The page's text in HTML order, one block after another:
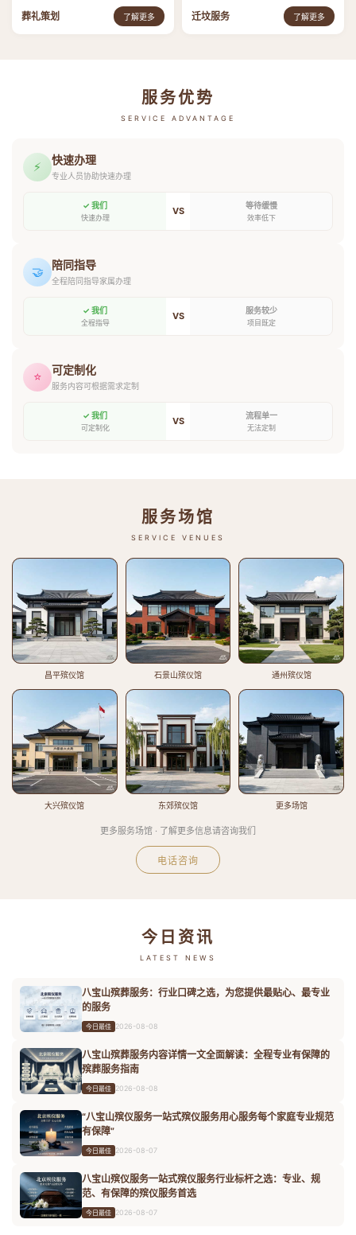
葬礼策划 了解更多 迁坟服务 了解更多
服务优势
SERVICE ADVANTAGE
⚡ 快速办理
专业人员协助快速办理
✓ 我们
快速办理
VS 等待缓慢
效率低下
🤝 陪同指导
全程陪同指导家属办理
✓ 我们
全程指导
VS 服务较少
项目既定
⭐ 可定制化
服务内容可根据需求定制
✓ 我们
可定制化
VS 流程单一
无法定制
服务场馆
SERVICE VENUES
昌平殡仪馆 石景山殡仪馆 通州殡仪馆
大兴殡仪馆 东郊殡仪馆 更多场馆
更多服务场馆 · 了解更多信息请咨询我们
电话咨询
今日资讯
LATEST NEWS
八宝山殡葬服务：行业口碑之选，为您提供最贴心、最专业
的服务
今日最佳 2026-08-08
八宝山殡葬服务内容详情一文全面解读：全程专业有保障的
殡葬服务指南
今日最佳 2026-08-08
“八宝山殡仪服务一站式殡仪服务用心服务每个家庭专业规范
有保障”
今日最佳 2026-08-07
八宝山殡仪服务一站式殡仪服务行业标杆之选：专业、规
范、有保障的殡仪服务首选
今日最佳 2026-08-07